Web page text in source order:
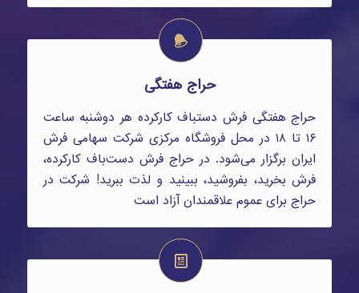
حراج هفتگی
حراج هفتگی فرش دستباف کارکرده هر دوشنبه ساعت
۱۶ تا ۱۸ در محل فروشگاه مرکزی شرکت سهامی فرش
ایران برگزار می‌شود. در حراج فرش دست‌باف کارکرده،
فرش بخرید، بفروشید، ببینید و لذت ببرید! شرکت در
حراج برای عموم علاقمندان آزاد است